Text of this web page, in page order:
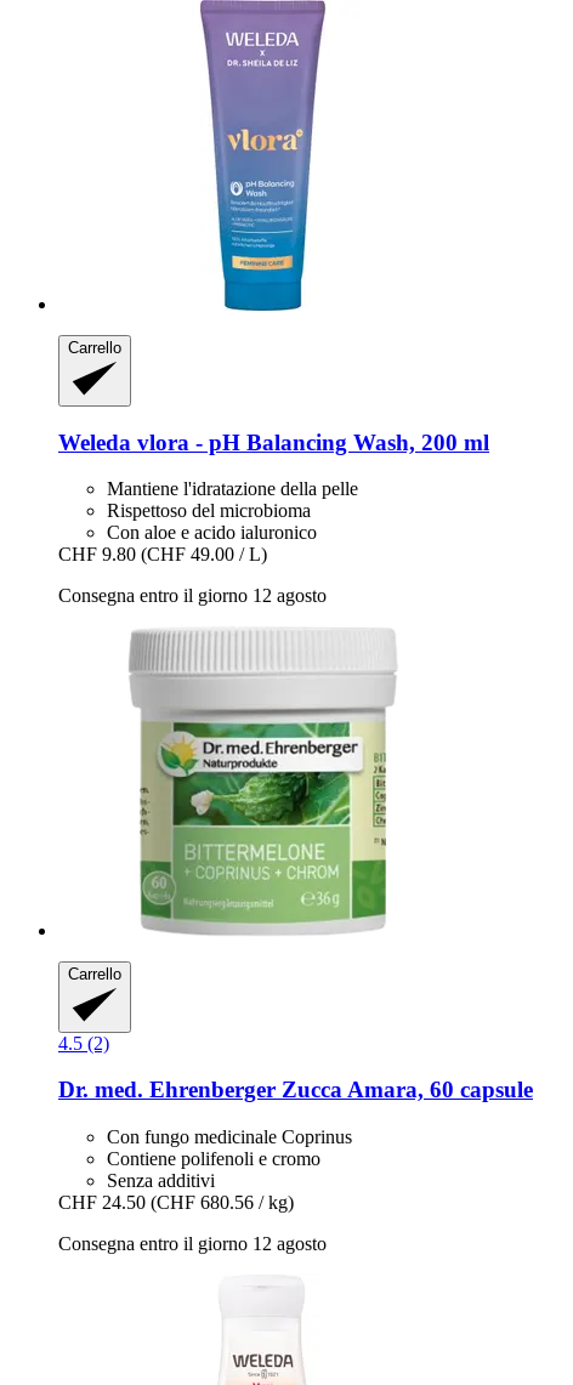
Carrello
Weleda vlora -​ pH Balancing Wash, 200 ml
Mantiene l'idratazione della pelle
Rispettoso del microbioma
Con aloe e acido ialuronico
CHF 9.80 (CHF 49.00 / L)
Consegna entro il giorno 12 agosto
Carrello
4.5 (2)
Dr. med. Ehrenberger Zucca Amara, 60 capsule
Con fungo medicinale Coprinus
Contiene polifenoli e cromo
Senza additivi
CHF 24.50 (CHF 680.56 / kg)
Consegna entro il giorno 12 agosto